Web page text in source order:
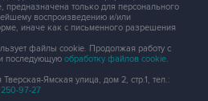
только для персонального
воспроизведению и/или
иначе как с письменного разрешения
файлы cookie. Продолжая работу с
последующую обработку файлов cookie.
Ямская улица, дом 2, стр.1, тел.:
97-27